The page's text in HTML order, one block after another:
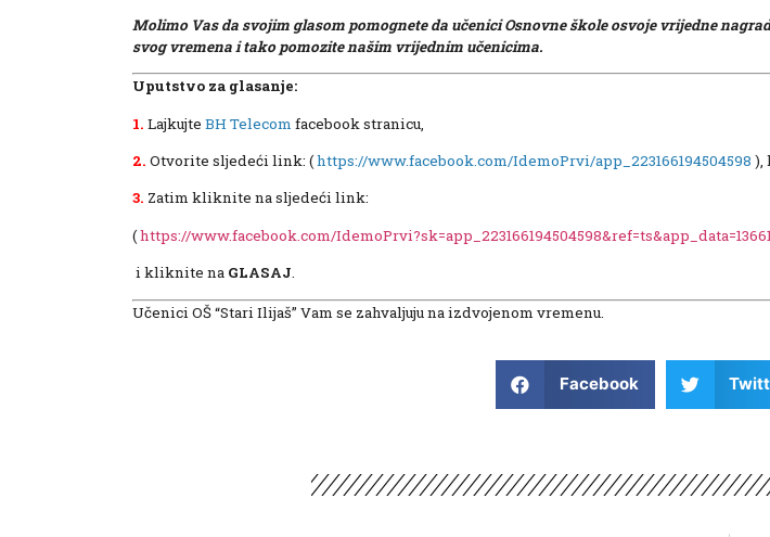
Molimo Vas da svojim glasom pomognete da učenici Osnovne škole osvoje vrijedne
svog vremena i tako pomozite našim vrijednim učenicima.
Uputstvo za glasanje:
1. Lajkujte BH Telecom facebook stranicu,
2. Otvorite sljedeći link: (https://www.facebook.com/IdemoPrvi/app_223166194504598 ),
3. Zatim kliknite na sljedeći link:
(https://www.facebook.com/
i kliknite na GLASAJ.
Učenici OŠ “Stari Ilijaš” Vam se zahvaljuju na izdvojenom vremenu.
Facebook